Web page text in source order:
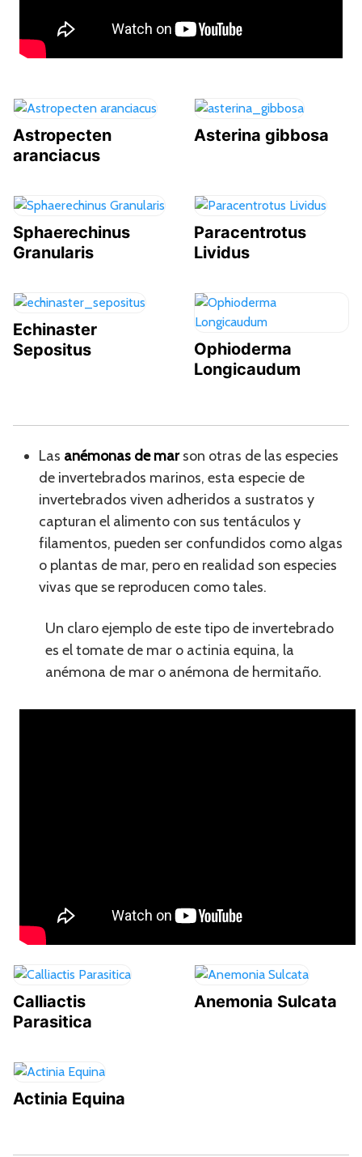
Astropecten
aranciacus
Asterina gibbosa
Sphaerechinus
Granularis
Paracentrotus
Lividus
Echinaster
Sepositus
Ophioderma
Longicaudum
Las anémonas de marson otras de las especies
de invertebrados marinos, esta especie de
invertebrados viven adheridos a sustratos y
capturan el alimento con sus tentáculos y
filamentos, pueden ser confundidos como algas
o plantas de mar, pero en realidad son especies
vivas que se reproducen como tales.
Un claro ejemplo de este tipo de invertebrado
es el tomate de mar o actinia equina, la
anémona de mar o anémona de hermitaño.
Calliactis
Parasitica
Anemonia Sulcata
Actinia Equina